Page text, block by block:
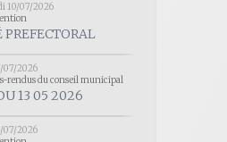
10/07/2026
PREFECTORAL
07/2026
rendus du conseil municipal
13 05 2026
07/2026